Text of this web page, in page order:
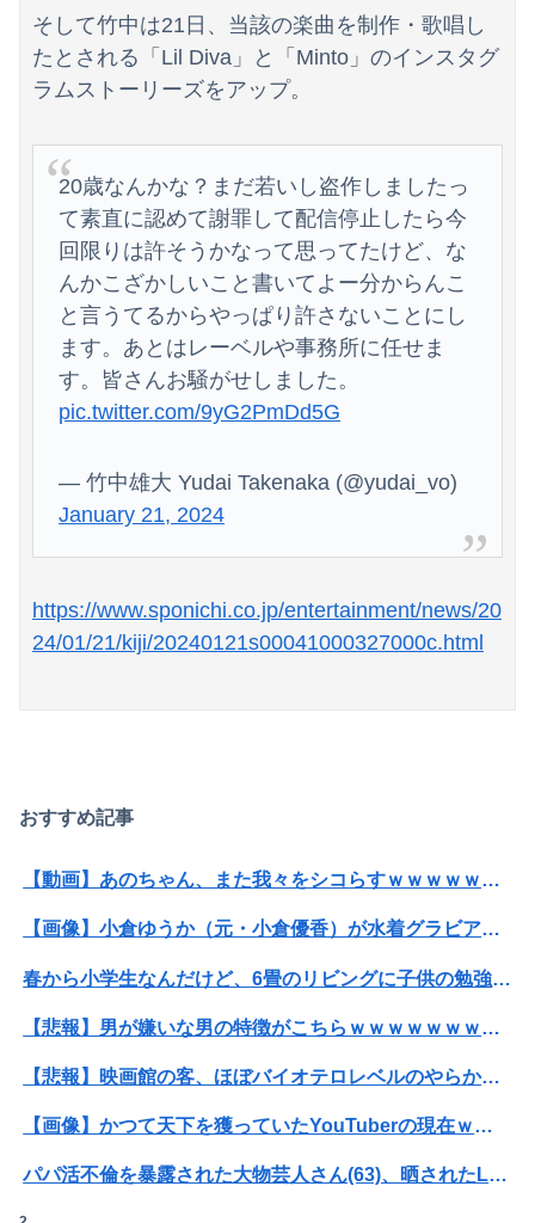
Powered by livedoor 相互RSS
そして竹中は21日、当該の楽曲を制作・歌唱し
たとされる「Lil Diva」と「Minto」のインスタグ
ラムストーリーズをアップ。
20歳なんかな？まだ若いし盗作しましたっ
て素直に認めて謝罪して配信停止したら今
回限りは許そうかなって思ってたけど、な
んかこざかしいこと書いてよー分からんこ
と言うてるからやっぱり許さないことにし
ます。あとはレーベルや事務所に任せま
す。皆さんお騒がせしました。
pic.twitter.com/9yG2PmDd5G
— 竹中雄大 Yudai Takenaka (@yudai_vo)
January 21, 2024
https://www.sponichi.co.jp/entertainment/news/20
24/01/21/kiji/20240121s00041000327000c.html
おすすめ記事
【動画】あのちゃん、また我々をシコらすｗｗｗｗｗｗｗｗｗｗｗｗｗｗｗｗｗｗｗｗｗｗｗｗ
【画像】小倉ゆうか（元・小倉優香）が水着グラビア復帰ｗｗｗｗｗ
春から小学生なんだけど、6畳のリビングに子供の勉強机置くのって無理だよね
【悲報】男が嫌いな男の特徴がこちらｗｗｗｗｗｗｗｗｗｗ
【悲報】映画館の客、ほぼバイオテロレベルのやらかしで観客が避難する事態にｗｗｗｗ
【画像】かつて天下を獲っていたYouTuberの現在ｗｗｗｗ
パパ活不倫を暴露された大物芸人さん(63)、晒されたLINEが面白すぎるｗｗｗｗｗｗｗｗｗ(画像ｱﾘ)